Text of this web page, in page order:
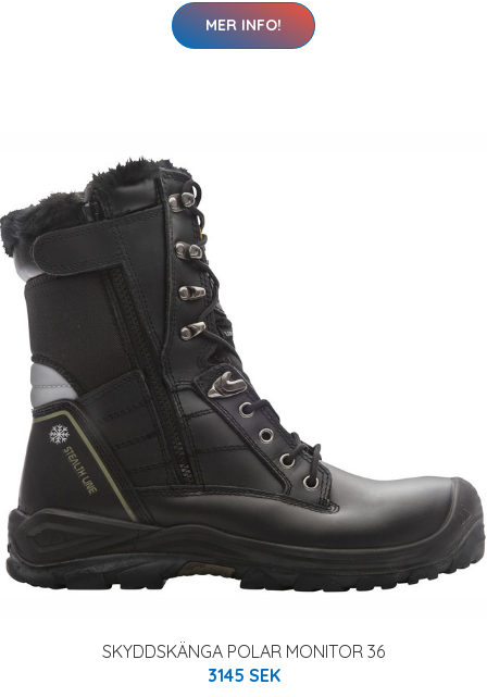
MER INFO!
SKYDDSKÄNGA POLAR MONITOR 36
3145 SEK